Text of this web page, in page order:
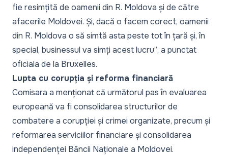
fie resimțită de oamenii din R. Moldova și de către
afacerile Moldovei. Și, dacă o facem corect, oamenii
din R. Moldova o să simtă asta peste tot în țară și, în
special, businessul va simți acest lucru”, a punctat
oficiala de la Bruxelles.
Lupta cu corupția și reforma financiară
Comisara a menționat că următorul pas în evaluarea
europeană va fi consolidarea structurilor de
combatere a corupției și crimei organizate, precum și
reformarea serviciilor financiare și consolidarea
independenței Băncii Naționale a Moldovei.